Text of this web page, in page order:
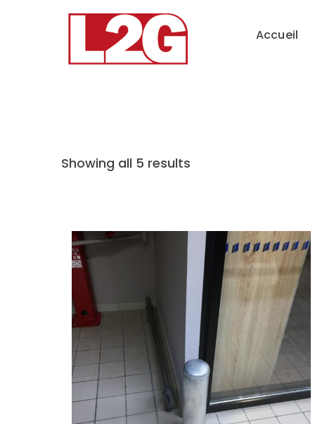
Accueil
Showing all 5 results